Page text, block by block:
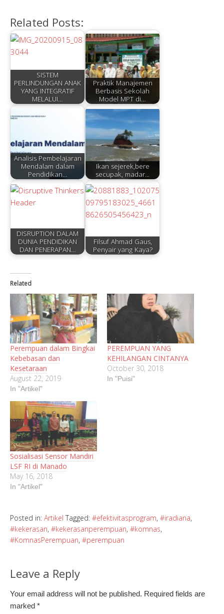
Related Posts:
SISTEM
PERLINDUNGAN ANAK
YANG INTEGRATIF
MELALUI…
Praktik Manajemen
Berbasis Sekolah
Model MPT di…
Analisis Pembelajaran
Mendalam dalam
Pendidikan…
Ikan sejerek,bere
secupak, madar...
DISRUPTION DALAM
DUNIA PENDIDIKAN
DAN PENERAPAN…
Filsuf Ahmad Gaus,
Penyair yang Kaya?
Related
Perempuan dalam Bingkai
Kebebasan dan
Kesetaraan
August 22, 2019
In "Artikel"
PEREMPUAN YANG
KEHILANGAN CINTANYA
October 30, 2018
In "Puisi"
Sosialisasi Sensor Mandiri
LSF RI di Manado
May 16, 2018
In "Artikel"
Posted in: Artikel Tagged: #efektivitasprogram, #iradiana,
#kekerasan, #kekerasanperempuan, #komnas,
#KomnasPerempuan, #perempuan
Leave a Reply
Your email address will not be published. Required fields are
marked *